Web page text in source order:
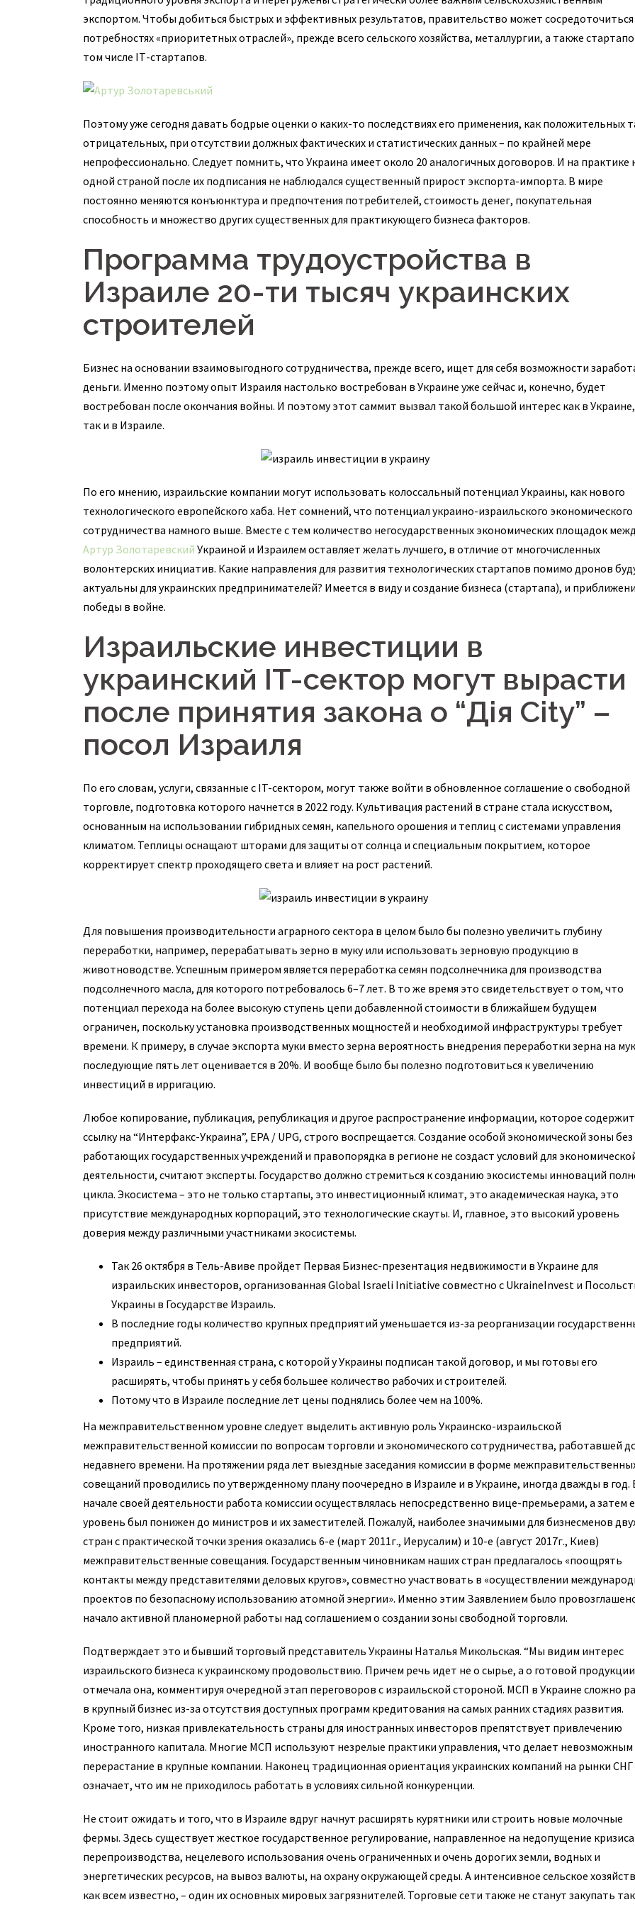
экспортом. Чтобы добиться быстрых и эффективных результатов, правительство может сосредоточиться
потребностях «приоритетных отраслей», прежде всего сельского хозяйства, металлургии, а также
том числе IТ-стартапов.
Поэтому уже сегодня давать бодрые оценки о каких-то последствиях его применения, как положительных
отрицательных, при отсутствии должных фактических и статистических данных – по крайней мере
непрофессионально. Следует помнить, что Украина имеет около 20 аналогичных договоров. И на практике
одной страной после их подписания не наблюдался существенный прирост экспорта-импорта. В мире
постоянно меняются конъюнктура и предпочтения потребителей, стоимость денег, покупательная
способность и множество других существенных для практикующего бизнеса факторов.
Программа трудоустройства в
Израиле 20-ти тысяч украинских
строителей
Бизнес на основании взаимовыгодного сотрудничества, прежде всего, ищет для себя возможности
деньги. Именно поэтому опыт Израиля настолько востребован в Украине уже сейчас и, конечно, будет
востребован после окончания войны. И поэтому этот саммит вызвал такой большой интерес как в Украине,
так и в Израиле.
По его мнению, израильские компании могут использовать колоссальный потенциал Украины, как нового
технологического европейского хаба. Нет сомнений, что потенциал украино-израильского экономического
сотрудничества намного выше. Вместе с тем количество негосударственных экономических площадок
Артур Золотаревский Украиной и Израилем оставляет желать лучшего, в отличие от многочисленных
волонтерских инициатив. Какие направления для развития технологических стартапов помимо дронов
актуальны для украинских предпринимателей? Имеется в виду и создание бизнеса (стартапа), и
победы в войне.
Израильские инвестиции в
украинский IT-сектор могут вырасти
после принятия закона о “Дія City” –
посол Израиля
По его словам, услуги, связанные с IT-сектором, могут также войти в обновленное соглашение о свободной
торговле, подготовка которого начнется в 2022 году. Культивация растений в стране стала искусством,
основанным на использовании гибридных семян, капельного орошения и теплиц с системами управления
климатом. Теплицы оснащают шторами для защиты от солнца и специальным покрытием, которое
корректирует спектр проходящего света и влияет на рост растений.
Для повышения производительности аграрного сектора в целом было бы полезно увеличить глубину
переработки, например, перерабатывать зерно в муку или использовать зерновую продукцию в
животноводстве. Успешным примером является переработка семян подсолнечника для производства
подсолнечного масла, для которого потребовалось 6–7 лет. В то же время это свидетельствует о том, что
потенциал перехода на более высокую ступень цепи добавленной стоимости в ближайшем будущем
ограничен, поскольку установка производственных мощностей и необходимой инфраструктуры требует
времени. К примеру, в случае экспорта муки вместо зерна вероятность внедрения переработки зерна на
последующие пять лет оценивается в 20%. И вообще было бы полезно подготовиться к увеличению
инвестиций в ирригацию.
Любое копирование, публикация, републикация и другое распространение информации, которое содержит
ссылку на “Интерфакс-Украина”, EPA / UPG, строго воспрещается. Создание особой экономической зоны без
работающих государственных учреждений и правопорядка в регионе не создаст условий для
деятельности, считают эксперты. Государство должно стремиться к созданию экосистемы инноваций
цикла. Экосистема – это не только стартапы, это инвестиционный климат, это академическая наука, это
присутствие международных корпораций, это технологические скауты. И, главное, это высокий уровень
доверия между различными участниками экосистемы.
Так 26 октября в Тель-Авиве пройдет Первая Бизнес-презентация недвижимости в Украине для
израильских инвесторов, организованная Global Israeli Initiative совместно с UkraineInvest и
Украины в Государстве Израиль.
В последние годы количество крупных предприятий уменьшается из-за реорганизации
предприятий.
Израиль – единственная страна, с которой у Украины подписан такой договор, и мы готовы его
расширять, чтобы принять у себя большее количество рабочих и строителей.
Потому что в Израиле последние лет цены поднялись более чем на 100%.
На межправительственном уровне следует выделить активную роль Украинско-израильской
межправительственной комиссии по вопросам торговли и экономического сотрудничества, работавшей
недавнего времени. На протяжении ряда лет выездные заседания комиссии в форме
совещаний проводились по утвержденному плану поочередно в Израиле и в Украине, иногда дважды в год.
начале своей деятельности работа комиссии осуществлялась непосредственно вице-премьерами, а затем
уровень был понижен до министров и их заместителей. Пожалуй, наиболее значимыми для бизнесменов
стран с практической точки зрения оказались 6-е (март 2011г., Иерусалим) и 10-е (август 2017г., Киев)
межправительственные совещания. Государственным чиновникам наших стран предлагалось «поощрять
контакты между представителями деловых кругов», совместно участвовать в «осуществлении
проектов по безопасному использованию атомной энергии». Именно этим Заявлением было
начало активной планомерной работы над соглашением о создании зоны свободной торговли.
Подтверждает это и бывший торговый представитель Украины Наталья Микольская. “Мы видим интерес
израильского бизнеса к украинскому продовольствию. Причем речь идет не о сырье, а о готовой
отмечала она, комментируя очередной этап переговоров с израильской стороной. МСП в Украине сложно
в крупный бизнес из-за отсутствия доступных программ кредитования на самых ранних стадиях развития.
Кроме того, низкая привлекательность страны для иностранных инвесторов препятствует привлечению
иностранного капитала. Многие МСП используют незрелые практики управления, что делает невозможным
перерастание в крупные компании. Наконец традиционная ориентация украинских компаний на рынки СНГ
означает, что им не приходилось работать в условиях сильной конкуренции.
Не стоит ожидать и того, что в Израиле вдруг начнут расширять курятники или строить новые молочные
фермы. Здесь существует жесткое государственное регулирование, направленное на недопущение кризиса
перепроизводства, нецелевого использования очень ограниченных и очень дорогих земли, водных и
энергетических ресурсов, на вывоз валюты, на охрану окружающей среды. А интенсивное сельское
как всем известно, – один их основных мировых загрязнителей. Торговые сети также не станут закупать